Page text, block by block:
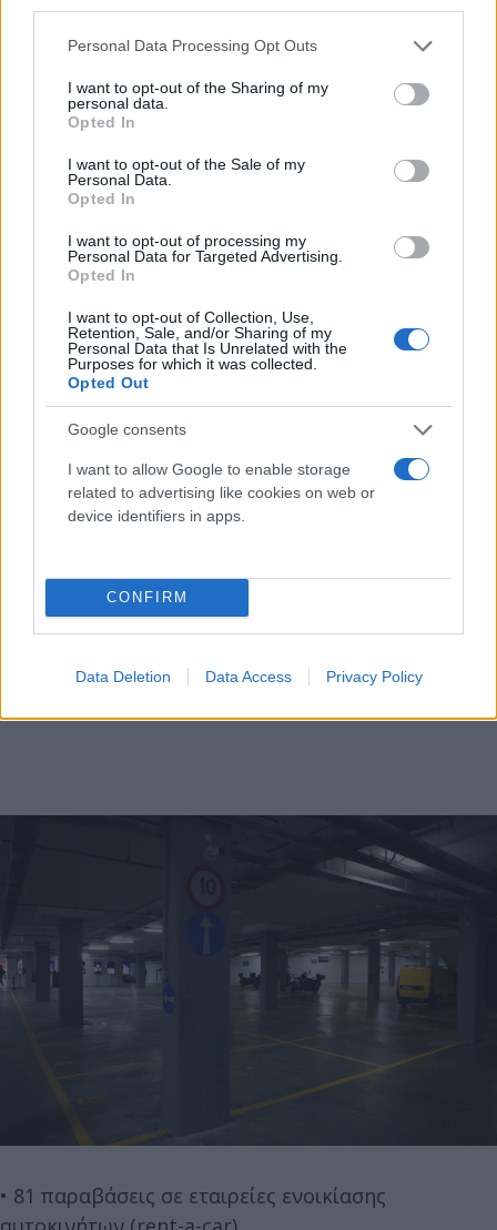
Please note that this website/app uses one or more Google
not limited to your visit or usage behaviour. You may click to
grant or deny consent to Google and its third-party tags to
use your data for below specified purposes in below Google
consent section.
Personal Data Processing Opt Outs
I want to opt-out of the Sharing of my
personal data.
Opted In
I want to opt-out of the Sale of my
Personal Data.
Opted In
I want to opt-out of processing my
Personal Data for Targeted Advertising.
Opted In
I want to opt-out of Collection, Use,
Retention, Sale, and/or Sharing of my
Personal Data that Is Unrelated with the
Purposes for which it was collected.
Opted Out
Google consents
I want to allow Google to enable storage
related to advertising like cookies on web or
device identifiers in apps.
CONFIRM
Data Deletion Data Access Privacy Policy
• 81 παραβάσεις σε εταιρείες ενοικίασης